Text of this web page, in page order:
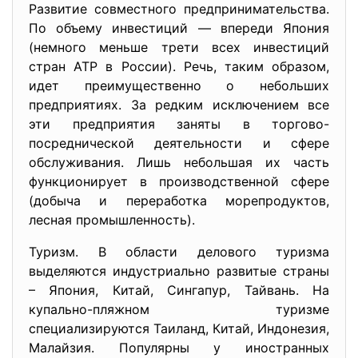
Развитие совместного предпринимательства.
По объему инвестиций — впереди Япония
(немного меньше трети всех инвестиций
стран АТР в России). Речь, таким образом,
идет преимущественно о небольших
предприятиях. За редким исключением все
эти предприятия заняты в торгово-
посреднической деятельности и сфере
обслуживания. Лишь небольшая их часть
функционирует в производственной сфере
(добыча и переработка морепродуктов,
лесная промышленность).
Туризм. В области делового туризма
выделяются индустриально развитые страны
– Япония, Китай, Сингапур, Тайвань. На
купально-пляжном туризме
специализируются Таиланд, Китай, Индонезия,
Малайзия. Популярны у иностранных